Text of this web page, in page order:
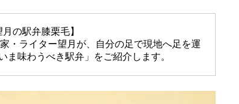
月の駅弁膝栗毛】
・ライター望月が、自分の足で現地へ足を運
ま味わうべき駅弁」をご紹介します。